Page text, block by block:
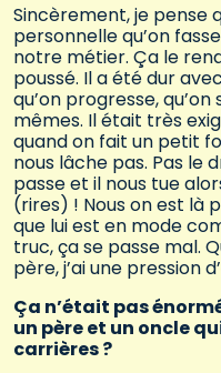
Sincèrement, je pense
personnelle qu’on
notre métier. Ça le
poussé. Il a été dur
qu’on progresse,
mêmes. Il était très
quand on fait un petit
nous lâche pas. Pas le
passe et il nous tue
(rires) ! Nous on est là
que lui est en mode
truc, ça se passe mal.
père, j’ai une pression
Ça n’était pas
un père et un oncle
carrières ?